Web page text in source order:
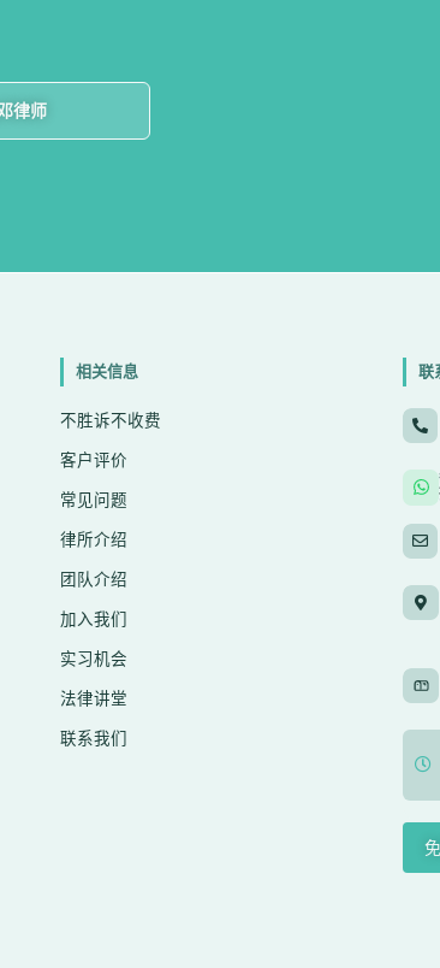
律师
相关信息
不胜诉不收费
客户评价
常见问题
律所介绍
团队介绍
加入我们
实习机会
法律讲堂
联系我们
联